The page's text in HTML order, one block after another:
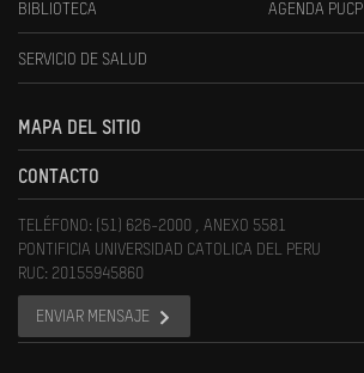
BIBLIOTECA AGENDA PUCP
SERVICIO DE SALUD
MAPA DEL SITIO
CONTACTO
TELÉFONO: (51) 626-2000 , ANEXO 5581
PONTIFICIA UNIVERSIDAD CATOLICA DEL PERU
RUC: 20155945860
ENVIAR MENSAJE